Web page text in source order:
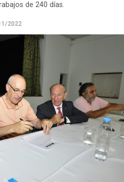
de 240 días.
2022